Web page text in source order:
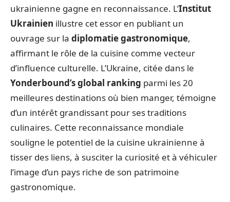
ukrainienne gagne en reconnaissance. L’Institut
Ukrainien illustre cet essor en publiant un
ouvrage sur la diplomatie gastronomique,
affirmant le rôle de la cuisine comme vecteur
d’influence culturelle. L’Ukraine, citée dans le
Yonderbound’s global ranking parmi les 20
meilleures destinations où bien manger, témoigne
d’un intérêt grandissant pour ses traditions
culinaires. Cette reconnaissance mondiale
souligne le potentiel de la cuisine ukrainienne à
tisser des liens, à susciter la curiosité et à véhiculer
l’image d’un pays riche de son patrimoine
gastronomique.